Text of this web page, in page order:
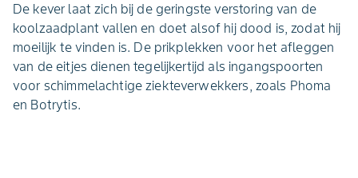
De kever laat zich bij de geringste verstoring van de
koolzaadplant vallen en doet alsof hij dood is, zodat hij
moeilijk te vinden is. De prikplekken voor het afleggen
van de eitjes dienen tegelijkertijd als ingangspoorten
voor schimmelachtige ziekteverwekkers, zoals Phoma
en Botrytis.